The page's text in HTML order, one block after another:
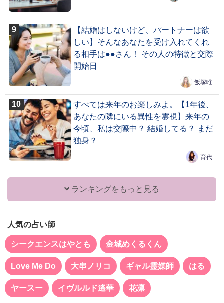
【結婚はしないけど、パートナーは欲
しい】そんなあなたを受け入れてくれ
る相手は●●さん！ その人の特徴と交際
開始日
飯塚唯
すべては来年のお楽しみよ。【1年後、
あなたの隣にいる異性を霊視】来年の
今頃、私は交際中？ 結婚してる？ まだ
独身？
育代
ランキングをもっと見る
人気の占い師
シークエンスはやとも 金城めくるくん
Love Me Do 大串ノリコ ギャル霊媒師 はる
ヤースー イヴルルド遙華 花凛